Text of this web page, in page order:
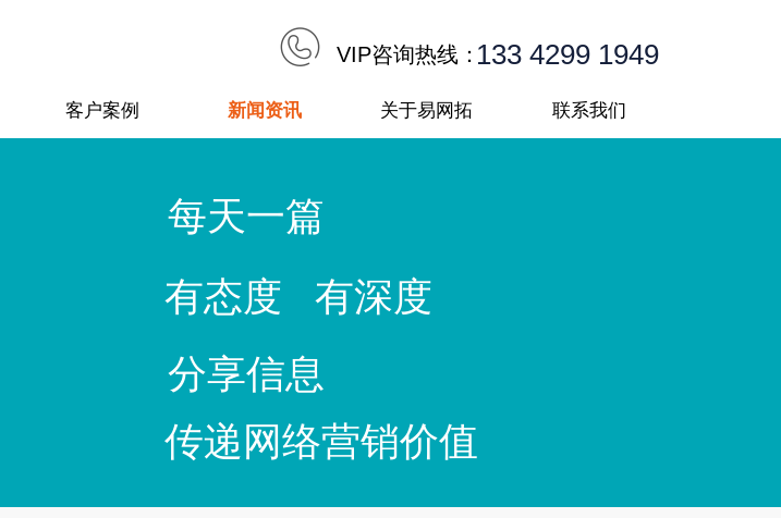
VIP咨询热线：133 4299 1949
客户案例 新闻资讯 关于易网拓 联系我们
每天一篇
有态度 有深度
分享信息
传递网络营销价值